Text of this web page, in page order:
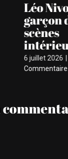
5 juillet